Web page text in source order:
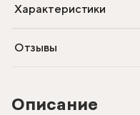
Описание
Характеристики
Отзывы